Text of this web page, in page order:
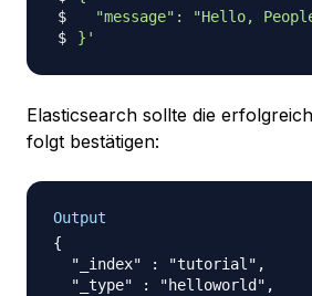
}'
Elasticsearch sollte die
folgt bestätigen:
Output
{
  "_index" : "tutorial",
  "_type" : "helloworld",